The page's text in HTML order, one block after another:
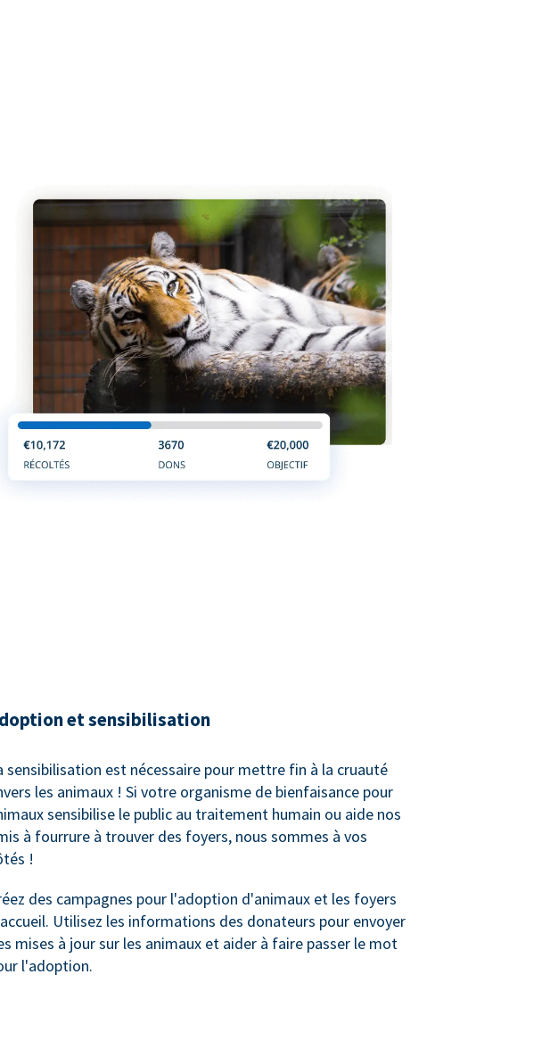
et sensibilisation
sensibilisation est nécessaire pour mettre fin à la cruauté
les animaux ! Si votre organisme de bienfaisance pour
sensibilise le public au traitement humain ou aide nos
à fourrure à trouver des foyers, nous sommes à vos
!
des campagnes pour l'adoption d'animaux et les foyers
Utilisez les informations des donateurs pour envoyer
mises à jour sur les animaux et aider à faire passer le mot
l'adoption.